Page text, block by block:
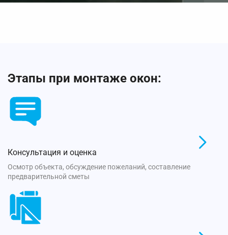
Этапы при монтаже окон:
Консультация и оценка
Осмотр объекта, обсуждение пожеланий, составление
предварительной сметы